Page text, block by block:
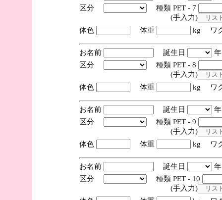
区分
種類 PET - 7
(手入力)
体色
体重 kg ワ
お名前 誕生日
区分
種類 PET - 8
(手入力)
体色
体重 kg ワ
お名前 誕生日
区分
種類 PET - 9
(手入力)
体色
体重 kg ワ
お名前 誕生日
区分
種類 PET - 10
(手入力)